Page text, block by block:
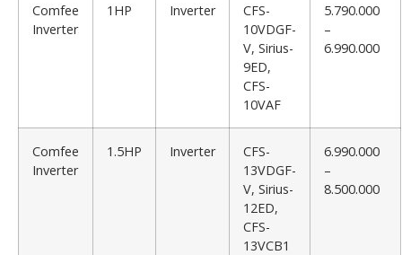
Comfee
Inverter
1HP Inverter
CFS-
10VDGF-
V, Sirius-
9ED,
CFS-
10VAF
5.790.000
–
6.990.000
Comfee
Inverter
1.5HP Inverter
CFS-
13VDGF-
V, Sirius-
12ED,
CFS-
13VCB1
6.990.000
–
8.500.000